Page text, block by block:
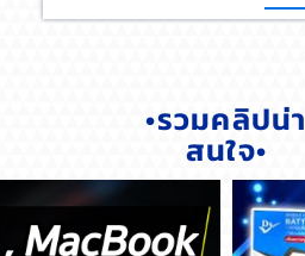
•รวมคลิปน่า
สนใจ•